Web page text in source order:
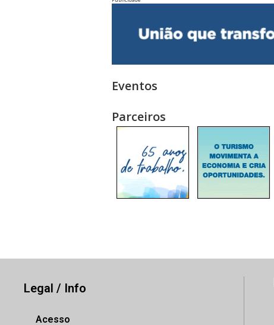
Eventos
Parceiros
Legal / Info
Acesso